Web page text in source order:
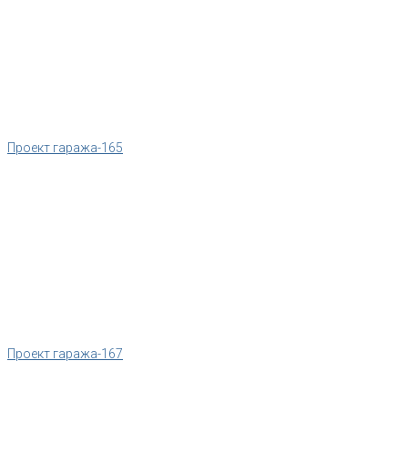
Проект гаража-165
Проект гаража-167